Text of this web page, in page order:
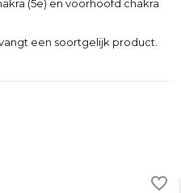
(5e) en voorhoofd chakra
een soortgelijk product.